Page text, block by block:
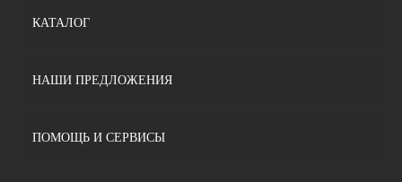
КАТАЛОГ
НАШИ ПРЕДЛОЖЕНИЯ
ПОМОЩЬ И СЕРВИСЫ